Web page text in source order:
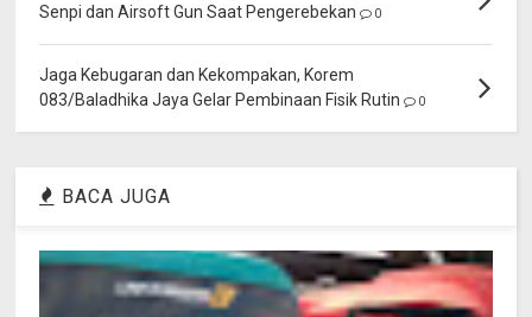
Senpi dan Airsoft Gun Saat Pengerebekan
0
Jaga Kebugaran dan Kekompakan, Korem
083/Baladhika Jaya Gelar Pembinaan Fisik Rutin
0
BACA JUGA